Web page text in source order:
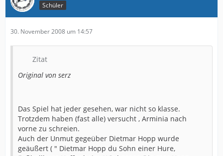
Schüler
30. November 2008 um 14:57
Zitat
Original von serz
Das Spiel hat jeder gesehen, war nicht so klasse.
Trotzdem haben (fast alle) versucht , Arminia nach
vorne zu schreien.
Auch der Unmut gegeüber Dietmar Hopp wurde
geäußert ( " Dietmar Hopp du Sohn einer Hure,